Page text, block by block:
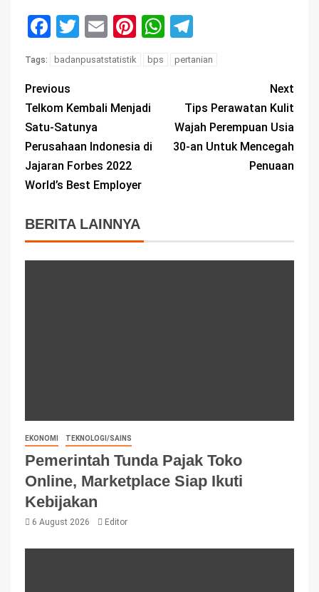
Facebook
Twitter
EmailPinterest
WhatsApp
Tags: badanpusatstatistik bps pertanian
Previous
Telkom Kembali Menjadi
Satu-Satunya
Perusahaan Indonesia di
Jajaran Forbes 2022
World’s Best Employer
Next
Tips Perawatan Kulit
Wajah Perempuan Usia
30-an Untuk Mencegah
Penuaan
BERITA LAINNYA
EKONOMI TEKNOLOGI/SAINS
Pemerintah Tunda Pajak Toko
Online, Marketplace Siap Ikuti
Kebijakan
6 August 2026 Editor